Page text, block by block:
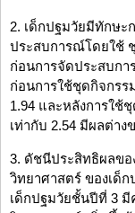
2. เด็กปฐมวัยมีทักษะ
ประสบการณ์โดยใช้
ก่อนการจัดประสบก
ก่อนการใช้ชุดกิจกรร
1.94 และหลังการใช้
เท่ากับ 2.54 มีผลต่า
3. ดัชนีประสิทธิผลขอ
วิทยาศาสตร์ ของเด็
เด็กปฐมวัยชั้นปีที่ 3 มี